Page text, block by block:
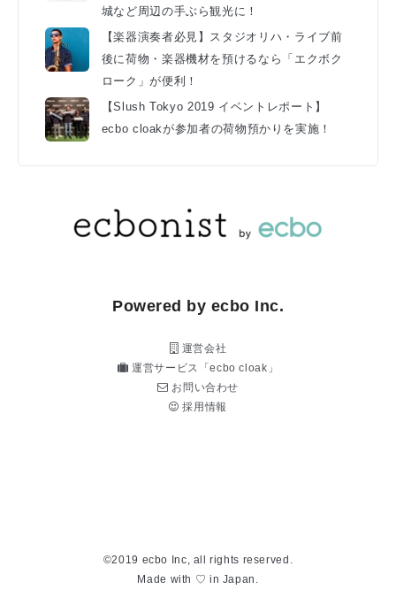
城など周辺の手ぶら観光に！
【楽器演奏者必見】スタジオリハ・ライブ前
後に荷物・楽器機材を預けるなら「エクボク
ローク」が便利！
【Slush Tokyo 2019 イベントレポート】
ecbo cloakが参加者の荷物預かりを実施！
Powered by ecbo Inc.
運営会社
運営サービス「ecbo cloak」
お問い合わせ
採用情報
©2019 ecbo Inc, all rights reserved.
Made with ♡ in Japan.